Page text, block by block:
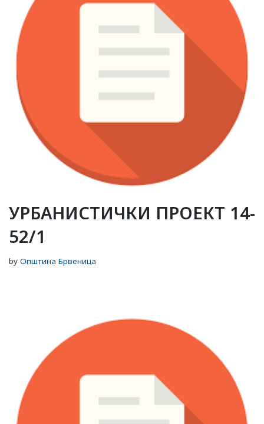
УРБАНИСТИЧКИ ПРОЕКТ 14-
52/1
by Општина Брвеница